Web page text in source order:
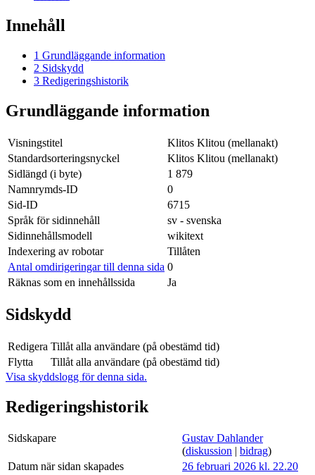
Innehåll
1 Grundläggande information
2 Sidskydd
3 Redigeringshistorik
Grundläggande information
Visningstitel
Klitos Klitou (mellanakt)
Standardsorteringsnyckel
Klitos Klitou (mellanakt)
Sidlängd (i byte)
1 879
Namnrymds-ID
0
Sid-ID
6715
Språk för sidinnehåll
sv - svenska
Sidinnehållsmodell
wikitext
Indexering av robotar
Tillåten
Antal omdirigeringar till denna sida 0
Räknas som en innehållssida
Ja
Sidskydd
Redigera Tillåt alla användare (på obestämd tid)
Flytta
Tillåt alla användare (på obestämd tid)
Visa skyddslogg för denna sida.
Redigeringshistorik
Sidskapare
Gustav Dahlander
(diskussion | bidrag)
Datum när sidan skapades
26 februari 2026 kl. 22.20